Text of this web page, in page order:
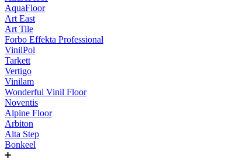
AquaFloor
Art East
Art Tile
Forbo Effekta Professional
VinilPol
Tarkett
Vertigo
Vinilam
Wonderful Vinil Floor
Noventis
Alpine Floor
Arbiton
Alta Step
Bonkeel